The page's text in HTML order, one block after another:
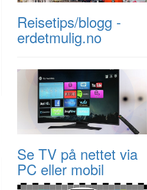
Reisetips/blogg -
erdetmulig.no
Se TV på nettet via
PC eller mobil